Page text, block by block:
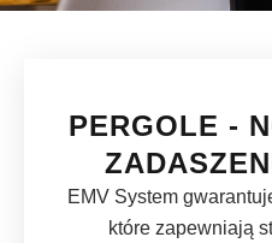
PERGOLE -
EMV System
które zapewniają